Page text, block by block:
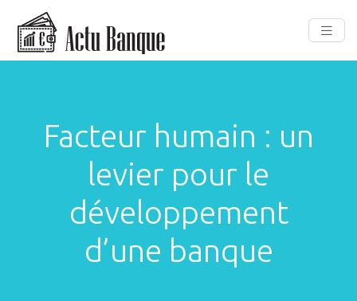
Facteur humain : un
levier pour le
développement
d’une banque